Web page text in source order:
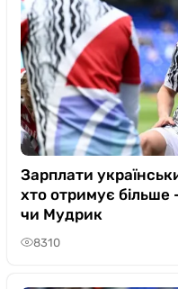
Зарплати
хто отримує більше
чи Мудрик
8310